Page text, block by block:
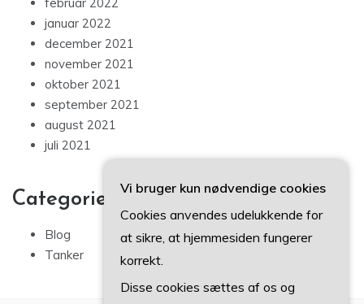
januar 2022
december 2021
november 2021
oktober 2021
september 2021
august 2021
juli 2021
Categories
Blog
Tanker
Vi bruger kun nødvendige cookies
Cookies anvendes udelukkende for
at sikre, at hjemmesiden fungerer
korrekt.
Disse cookies sættes af os og